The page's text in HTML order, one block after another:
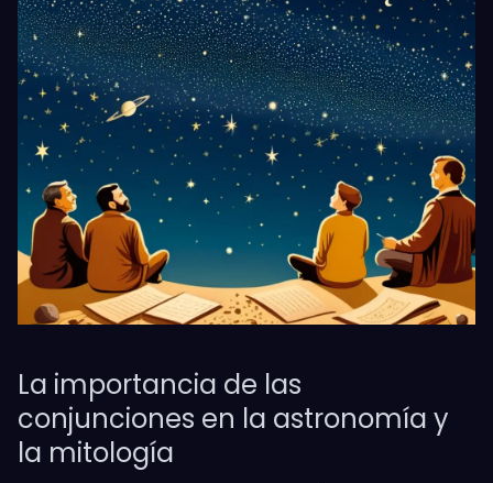
La importancia de las
conjunciones en la astronomía y
la mitología